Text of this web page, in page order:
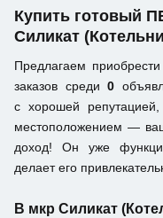
Купить готовый
Силикат
Предлагаем
заказов среди0
с хорошей
местоположением —
доход! Он уже
делает его
В мкр Силикат